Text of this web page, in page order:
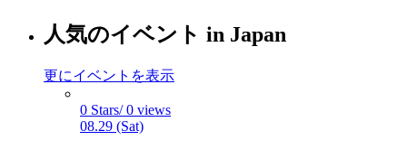
人気のイベント in Japan
更にイベントを表示
0 Stars/ 0 views
08.29 (Sat)